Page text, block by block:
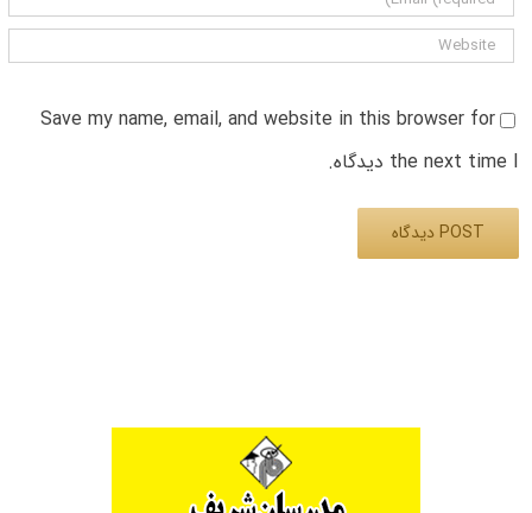
Save my name, email, and website in this browser for
the next time I دیدگاه.